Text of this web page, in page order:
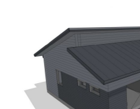
каркасный
Москве